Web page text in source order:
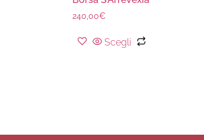
240,00€
Scegli